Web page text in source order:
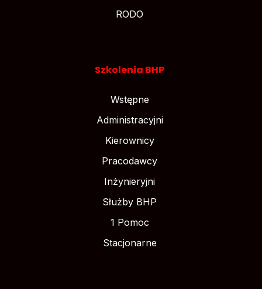
RODO
Szkolenia BHP
Wstępne
Administracyjni
Kierownicy
Pracodawcy
Inżynieryjni
Służby BHP
1 Pomoc
Stacjonarne